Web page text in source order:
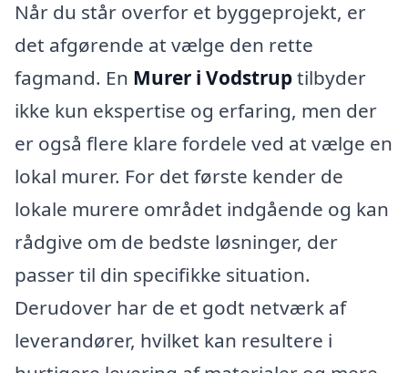
Når du står overfor et byggeprojekt, er
det afgørende at vælge den rette
fagmand. En Murer i Vodstruptilbyder
ikke kun ekspertise og erfaring, men der
er også flere klare fordele ved at vælge en
lokal murer. For det første kender de
lokale murere området indgående og kan
rådgive om de bedste løsninger, der
passer til din specifikke situation.
Derudover har de et godt netværk af
leverandører, hvilket kan resultere i